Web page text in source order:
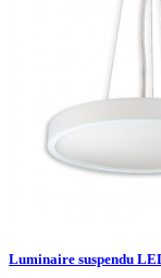
Luminaire suspendu